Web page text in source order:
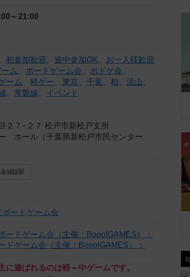
～21:00
初参加歓迎 途中参加OK
お一人様歓迎
ム ボードゲーム会 ボドゲ会
ーム 軽ゲー 東京 千葉 柏 流山
常磐線 イベント
２７−２７ 松戸市新松戸支所
ホール（千葉県新松戸市民センター
城趾駅
ボードゲーム会
ドゲーム会（主催：Booo!GAMES）：
遊ばれるのは軽～中ゲームです。